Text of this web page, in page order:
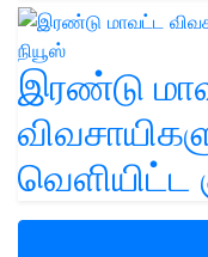
இரண்டு
வெளியிட்ட